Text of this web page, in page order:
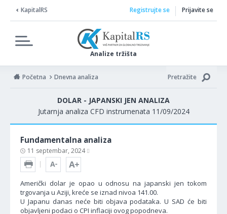
KapitalRS
Analize tržišta
Registrujte se Prijavite se
Početna Dnevna analiza Pretražite
DOLAR - JAPANSKI JEN ANALIZA
Jutarnja analiza CFD instrumenata 11/09/2024
Fundamentalna analiza
11 septembar, 2024
Američki dolar je opao u odnosu na japanski jen tokom
trgovanja u Aziji, kreće se iznad nivoa 141.00.
U Japanu danas neće biti objava podataka. U SAD će biti
objavljeni podaci o CPI inflaciji ovog popodneva.